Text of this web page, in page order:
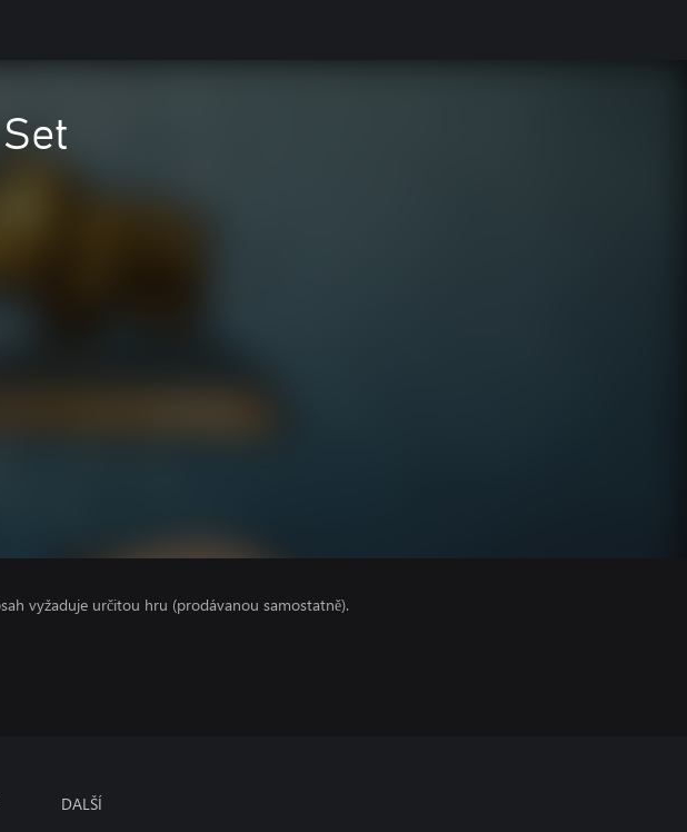
vyžaduje určitou hru (prodávanou samostatně).
DALŠÍ